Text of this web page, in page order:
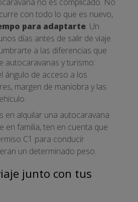
con todo lo que es nuevo,
para adaptarte. Un
días antes de salir de viaje
a las diferencias que
autocaravanas y turismo:
ángulo de acceso a los
margen de maniobra y las
en alquilar una autocaravana
en familia, ten en cuenta que
C1 para conducir
un determinado peso.
junto con tus